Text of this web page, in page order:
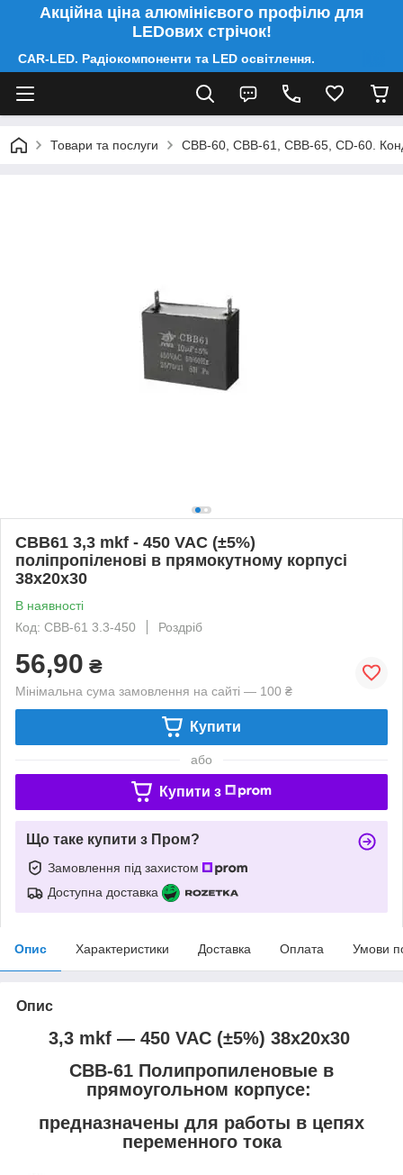
Акційна ціна алюмінієвого профілю для
LEDових стрічок!
CAR-LED. Радіокомпоненти та LED освітлення.
Товари та послуги CBB-60, CBB-61, CBB-65, CD-60.
CBB61 3,3 mkf - 450 VAC (±5%)
поліпропіленові в прямокутному корпусі
38x20x30
В наявності
Код: CBB-61 3.3-450
Роздріб
56,90 ₴
Мінімальна сума замовлення на сайті — 100 ₴
Купити
або
Купити з
Що таке купити з Пром?
Замовлення під захистом
Доступна доставка
Опис Характеристики Доставка Оплата Умови
Опис
3,3 mkf ― 450 VAC (±5%) 38x20x30
CBB-61 Полипропиленовые в
прямоугольном корпусе:
предназначены для работы в цепях
переменного тока